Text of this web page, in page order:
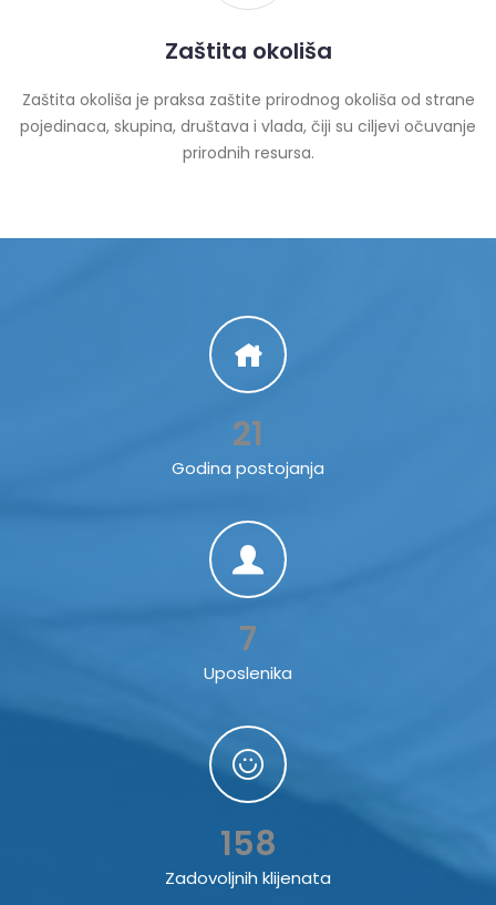
Zaštita okoliša
Zaštita okoliša je praksa zaštite prirodnog okoliša od strane
pojedinaca, skupina, društava i vlada, čiji su ciljevi očuvanje
prirodnih resursa.
21
Godina postojanja
7
Uposlenika
158
Zadovoljnih klijenata